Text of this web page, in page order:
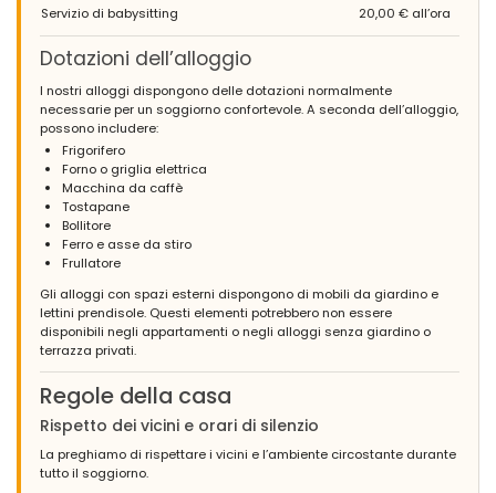
- 9,1
Famiglie con figli più grandi - Marzo 2024 - Spagna :
(Testo originale)
Volveríamos a reservar sin dudarlo, espacios comunes muy
amplios y muy bien equipados para grupos grandes, tanto en la
zona exterior de la casa como en la interior. Habitaciones
amplias y cómodas, dos barbacoas, eléctrica y para carbón, no
muy amplias pero útiles, cocinas muy bien equipada de menaje.
Pádel, algo antigua la pista pero utilizable, ping-pong mesa
nueva, portería de futbol sala...piscina en perfecto estado
(aunque el tiempo no nos permito usarla mucho). Casa a 5/10
minutos de la playa en coche (5kms), pueblos cercanos
turísticos y bonitos.
(Tradotto da Google)
Prenoteremmo ancora senza esitazione, spazi comuni molto
spaziosi e molto ben attrezzati per gruppi numerosi, sia nell'area
confortevoli, due barbecue, elettrico ea carbonella, non molto
spaziosi ma utili, cucine molto ben attrezzate con stoviglie.
Paddle tennis, campo un po' vecchiotto ma utilizzabile, tavolo
da ping-pong nuovo, porta da calcetto...piscina in perfette
condizioni (anche se il tempo non permette di utilizzarla molto).
Servizio di babysitting
20,00 € all’ora
Dotazioni dell’alloggio
I nostri alloggi dispongono delle dotazioni normalmente
necessarie per un soggiorno confortevole. A seconda dell’alloggio,
possono includere:
Frigorifero
Forno o griglia elettrica
Macchina da caffè
Tostapane
Bollitore
Ferro e asse da stiro
Frullatore
Gli alloggi con spazi esterni dispongono di mobili da giardino e
lettini prendisole. Questi elementi potrebbero non essere
disponibili negli appartamenti o negli alloggi senza giardino o
terrazza privati.
Regole della casa
Rispetto dei vicini e orari di silenzio
La preghiamo di rispettare i vicini e l’ambiente circostante durante
tutto il soggiorno.